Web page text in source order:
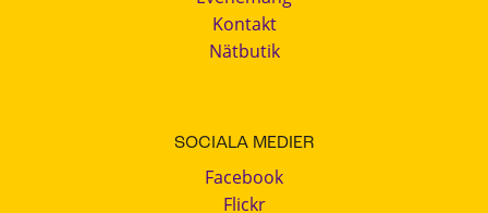
Kontakt
Nätbutik
SOCIALA MEDIER
Facebook
Flickr